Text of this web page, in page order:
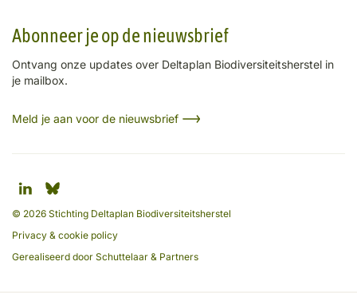
Abonneer je op de nieuwsbrief
Ontvang onze updates over Deltaplan Biodiversiteitsherstel in
je mailbox.
Meld je aan voor de nieuwsbrief
© 2026 Stichting Deltaplan Biodiversiteitsherstel
Privacy & cookie policy
Gerealiseerd door Schuttelaar & Partners